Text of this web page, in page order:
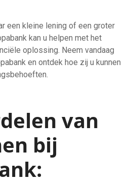
een kleine lening of een groter
kan u helpen met het
oplossing. Neem vandaag
en ontdek hoe zij u kunnen
van
bij